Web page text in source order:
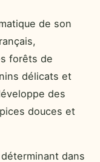
de son
forêts de
délicats et
des
douces et
dans